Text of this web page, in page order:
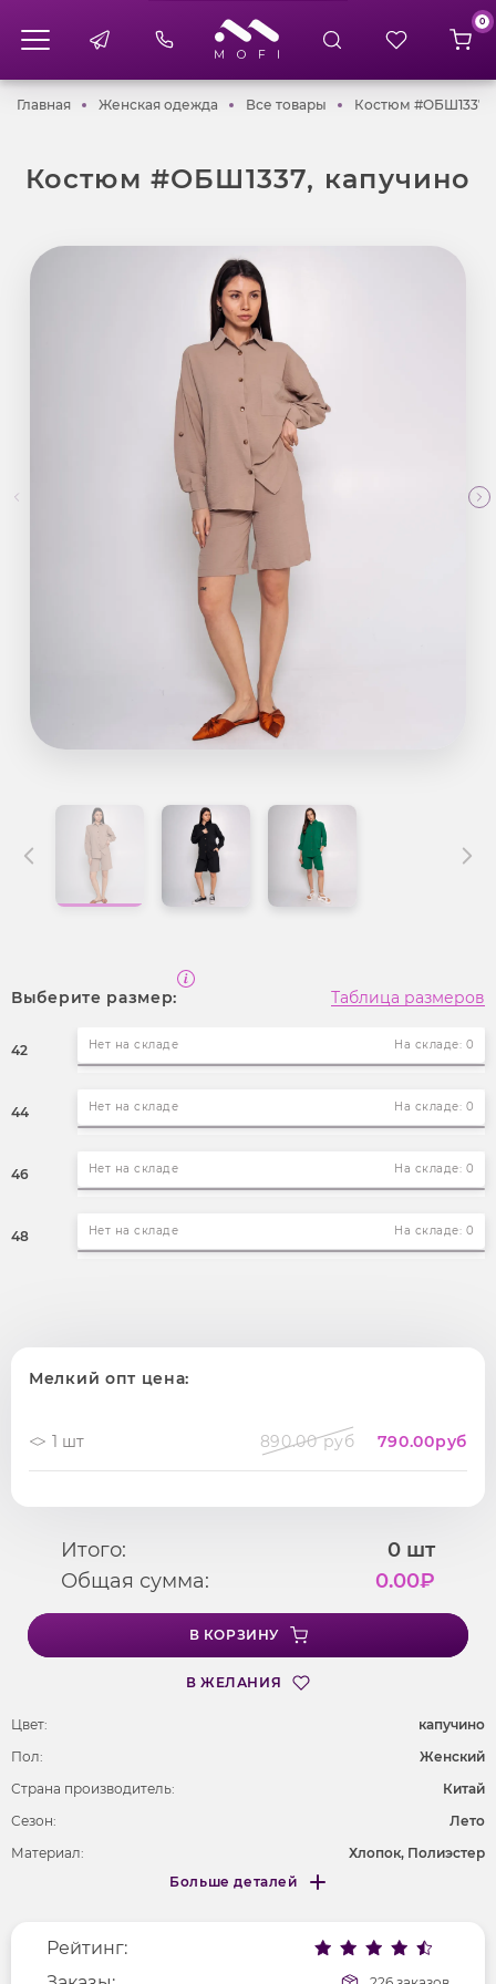
0
ГлавнаяГлавнаяЖенская одежда Женская одежда
Все товары Все товары
Костюм #ОБШ1337,
Костюм #ОБШ1337, капучино
Выберите размер: Таблица размеров
42 Нет на складе На складе: 0
44 Нет на складе На складе: 0
46 Нет на складе На складе: 0
48 Нет на складе На складе: 0
Мелкий опт цена:
1 шт 890.00 руб 790.00руб
Итого: 0 шт
Общая сумма:
0.00₽
В КОРЗИНУ
В ЖЕЛАНИЯ
Цвет:
капучино
Пол:
Женский
Страна производитель:
Китай
Сезон:
Лето
Материал:
Хлопок, Полиэстер
Рисунок
без рисунка
Вырез горловины
отложной воротник
Больше деталей
Меньше деталей
Рейтинг: